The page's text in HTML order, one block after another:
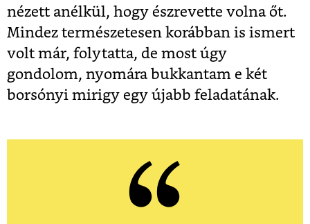
nézett anélkül, hogy észrevette volna őt.
Mindez természetesen korábban is ismert
volt már, folytatta, de most úgy
gondolom, nyomára bukkantam e két
borsónyi mirigy egy újabb feladatának.